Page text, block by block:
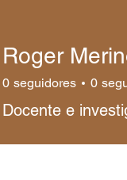
Roger
0 seguidores 0
Docente e